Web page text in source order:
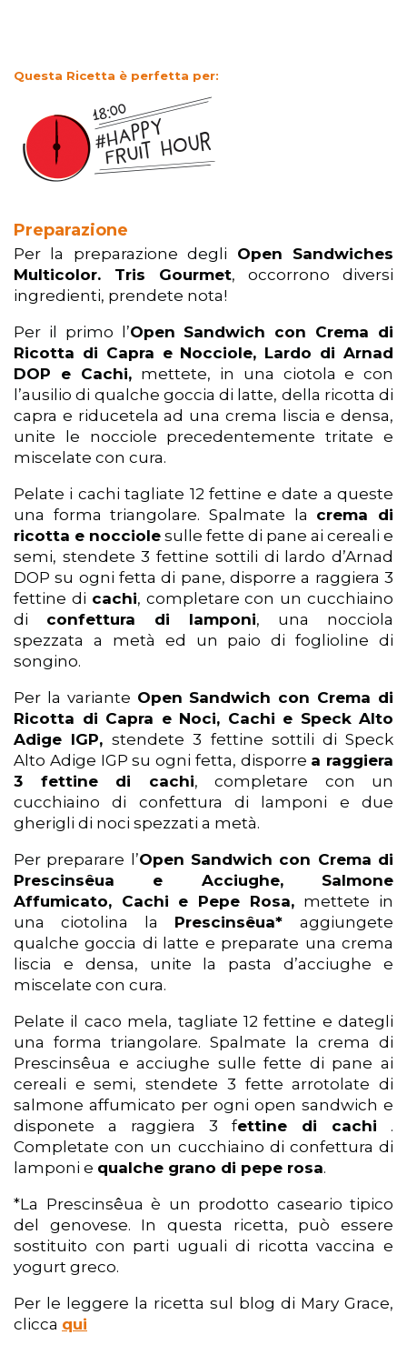
Questa Ricetta è perfetta per:
Preparazione
Per la preparazione degli Open Sandwiches
Multicolor. Tris Gourmet, occorrono diversi
ingredienti, prendete nota!
Per il primo l’Open Sandwich con Crema di
Ricotta di Capra e Nocciole, Lardo di Arnad
DOP e Cachi, mettete, in una ciotola e con
l’ausilio di qualche goccia di latte, della ricotta di
capra e riducetela ad una crema liscia e densa,
unite le nocciole precedentemente tritate e
miscelate con cura.
Pelate i cachi tagliate 12 fettine e date a queste
una forma triangolare. Spalmate la crema di
ricotta e nocciole sulle fette di pane ai cereali e
semi, stendete 3 fettine sottili di lardo d’Arnad
DOP su ogni fetta di pane, disporre a raggiera 3
fettine di cachi, completare con un cucchiaino
di confettura di lamponi, una nocciola
spezzata a metà ed un paio di foglioline di
songino.
Per la variante Open Sandwich con Crema di
Ricotta di Capra e Noci, Cachi e Speck Alto
Adige IGP,stendete 3 fettine sottili di Speck
Alto Adige IGP su ogni fetta, disporre a raggiera
3 fettine di cachi, completare con un
cucchiaino di confettura di lamponi e due
gherigli di noci spezzati a metà.
Per preparare l’Open Sandwich con Crema di
Prescinsêua e Acciughe, Salmone
Affumicato, Cachi e Pepe Rosa, mettete in
una ciotolina la Prescinsêua* aggiungete
qualche goccia di latte e preparate una crema
liscia e densa, unite la pasta d’acciughe e
miscelate con cura.
Pelate il caco mela, tagliate 12 fettine e dategli
una forma triangolare. Spalmate la crema di
Prescinsêua e acciughe sulle fette di pane ai
cereali e semi, stendete 3 fette arrotolate di
salmone affumicato per ogni open sandwich e
disponete a raggiera 3 fettine di cachi .
Completate con un cucchiaino di confettura di
lamponi e qualche grano di pepe rosa.
*La Prescinsêua è un prodotto caseario tipico
del genovese. In questa ricetta, può essere
sostituito con parti uguali di ricotta vaccina e
yogurt greco.
Per le leggere la ricetta sul blog di Mary Grace,
clicca qui